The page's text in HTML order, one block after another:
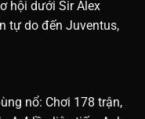
hội dưới Sir Alex
tự do đến Juventus,
nổ: Chơi 178 trận,